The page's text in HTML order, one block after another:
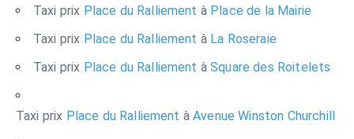
Taxi prix Place du Ralliement à Place de la Mairie
Taxi prix Place du Ralliement à La Roseraie
Taxi prix Place du Ralliement à Square des Roitelets
Taxi prix Place du Ralliement à Avenue Winston Churchill